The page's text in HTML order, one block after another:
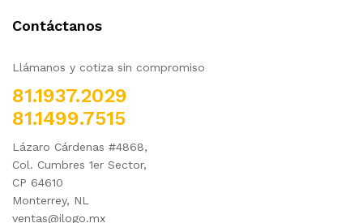
Contáctanos
Llámanos y cotiza sin compromiso
81.1937.2029
81.1499.7515
Lázaro Cárdenas #4868,
Col. Cumbres 1er Sector,
CP 64610
Monterrey, NL
ventas@ilogo.mx